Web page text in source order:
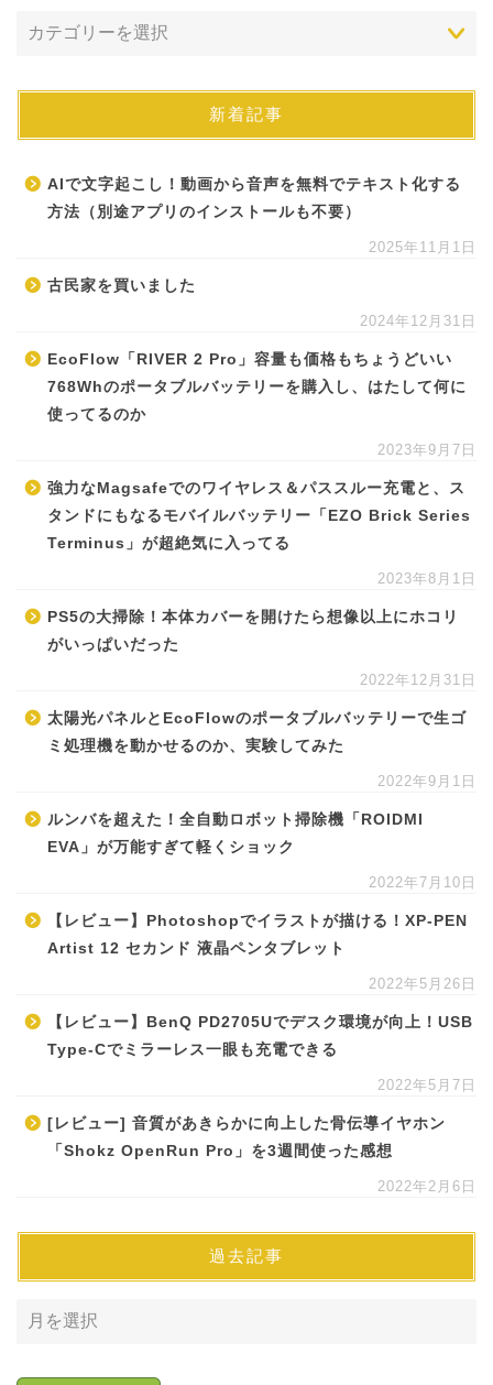
新着記事
AIで文字起こし！動画から音声を無料でテキスト化する
方法（別途アプリのインストールも不要）
2025年11月1日
古民家を買いました
2024年12月31日
EcoFlow「RIVER 2 Pro」容量も価格もちょうどいい
768Whのポータブルバッテリーを購入し、はたして何に
使ってるのか
2023年9月7日
強力なMagsafeでのワイヤレス＆パススルー充電と、ス
タンドにもなるモバイルバッテリー「EZO Brick Series
Terminus」が超絶気に入ってる
2023年8月1日
PS5の大掃除！本体カバーを開けたら想像以上にホコリ
がいっぱいだった
2022年12月31日
太陽光パネルとEcoFlowのポータブルバッテリーで生ゴ
ミ処理機を動かせるのか、実験してみた
2022年9月1日
ルンバを超えた！全自動ロボット掃除機「ROIDMI
EVA」が万能すぎて軽くショック
2022年7月10日
【レビュー】Photoshopでイラストが描ける！XP-PEN
Artist 12 セカンド 液晶ペンタブレット
2022年5月26日
【レビュー】BenQ PD2705Uでデスク環境が向上！USB
Type-Cでミラーレス一眼も充電できる
2022年5月7日
[レビュー] 音質があきらかに向上した骨伝導イヤホン
「Shokz OpenRun Pro」を3週間使った感想
2022年2月6日
過去記事